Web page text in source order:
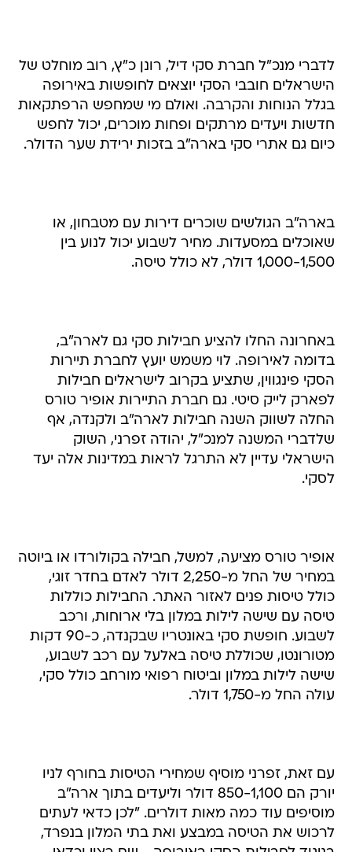
לדברי מנכ"ל חברת סקי דיל, רונן כ"ץ, רוב מוחלט של
הישראלים חובבי הסקי יוצאים לחופשות באירופה
בגלל הנוחות והקרבה. ואולם מי שמחפש הרפתקאות
חדשות ויעדים מרתקים ופחות מוכרים, יכול לחפש
כיום גם אתרי סקי בארה"ב בזכות ירידת שער הדולר.
בארה"ב הגולשים שוכרים דירות עם מטבחון, או
שאוכלים במסעדות. מחיר לשבוע יכול לנוע בין
1,000-1,500 דולר, לא כולל טיסה.
באחרונה החלו להציע חבילות סקי גם לארה"ב,
בדומה לאירופה. לוי משמש יועץ לחברת תיירות
הסקי פינגווין, שתציע בקרוב לישראלים חבילות
לפארק לייק סיטי. גם חברת התיירות אופיר טורס
החלה לשווק השנה חבילות לארה"ב ולקנדה, אף
שלדברי המשנה למנכ"ל, יהודה זפרני, השוק
הישראלי עדיין לא התרגל לראות במדינות אלה יעד
לסקי.
אופיר טורס מציעה, למשל, חבילה בקולורדו או ביוטה
במחיר של החל מ-2,250 דולר לאדם בחדר זוגי,
כולל טיסות פנים לאזור האתר. החבילות כוללות
טיסה עם שישה לילות במלון בלי ארוחות, ורכב
לשבוע. חופשת סקי באונטריו שבקנדה, כ-90 דקות
מטורונטו, שכוללת טיסה באלעל עם רכב לשבוע,
שישה לילות במלון וביטוח רפואי מורחב כולל סקי,
עולה החל מ-1,750 דולר.
עם זאת, זפרני מוסיף שמחירי הטיסות בחורף לניו
יורק הם 850-1,100 דולר וליעדים בתוך ארה"ב
מוסיפים עוד כמה מאות דולרים. "לכן כדאי לעתים
לרכוש את הטיסה במבצע ואת בתי המלון בנפרד,